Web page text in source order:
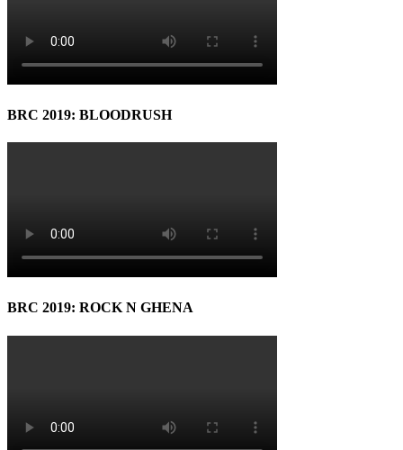
BRC 2019: BLOODRUSH
BRC 2019: ROCK N GHENA